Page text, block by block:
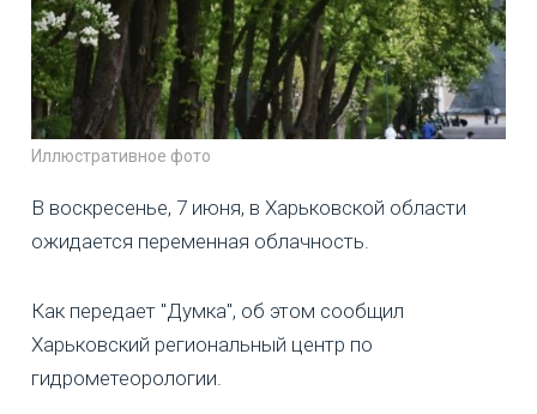
Иллюстративное фото
В воскресенье, 7 июня, в Харьковской области
ожидается переменная облачность.
Как передает "Думка", об этом сообщил
Харьковский региональный центр по
гидрометеорологии.